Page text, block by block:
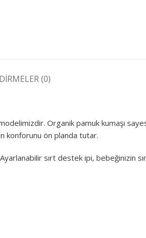
(0)
Organik pamuk kumaşı
konforunu ön planda tutar.
sırt destek ipi, bebeğinizin